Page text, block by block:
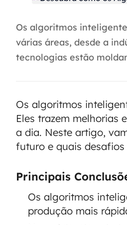
Os algoritmos
várias áreas, desde a
tecnologias estão
Os algoritmos
Eles trazem melhorias
a dia. Neste artigo,
futuro e quais
Principais
Os algoritmos
produção mais